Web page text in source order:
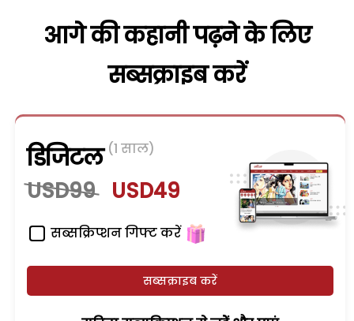
आगे की कहानी पढ़ने के लिए
सब्सक्राइब करें
डिजिटल (1 साल)
USD99 USD49
सब्सक्रिप्शन गिफ्ट करें
सब्सक्राइब करें